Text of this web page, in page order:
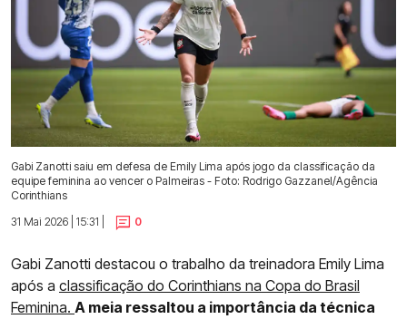
Gabi Zanotti saiu em defesa de Emily Lima após jogo da classificação da
equipe feminina ao vencer o Palmeiras - Foto: Rodrigo Gazzanel/Agência
Corinthians
31 Mai 2026 | 15:31 |
0
Gabi Zanotti destacou o trabalho da treinadora Emily Lima
após a classificação do Corinthians na Copa do Brasil
Feminina. A meia ressaltou a importância da técnica